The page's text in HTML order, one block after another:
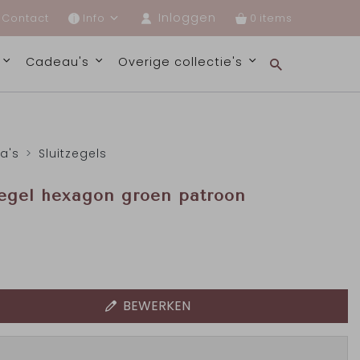
Contact Info Inloggen 0
Cadeau's Overige collectie's
Sluitzegels
hexagon groen patroon
BEWERKEN